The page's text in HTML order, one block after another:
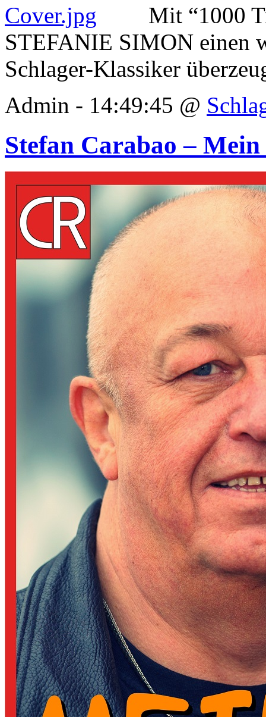
Mit “1000
STEFANIE SIMON einen
Schlager-Klassiker
Admin - 14:49:45 @
Stefan Carabao –